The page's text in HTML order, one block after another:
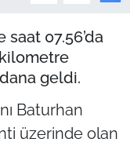
07.56’da
geldi.
Baturhan
üzerinde olan